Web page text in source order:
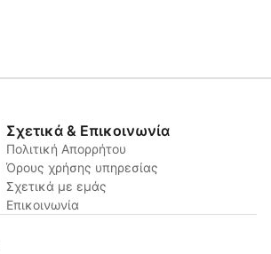
Σχετικά & Επικοινωνία
Πολιτική Απορρήτου
Όρους χρήσης υπηρεσίας
Σχετικά με εμάς
Επικοινωνία